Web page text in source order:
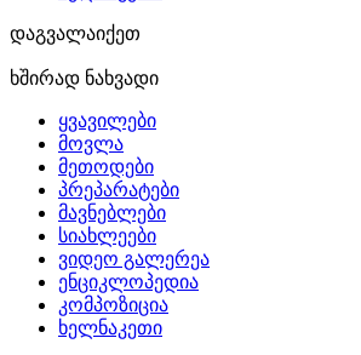
დაგვალაიქეთ
ხშირად ნახვადი
ყვავილები
მოვლა
მეთოდები
პრეპარატები
მავნებლები
სიახლეები
ვიდეო გალერეა
ენციკლოპედია
კომპოზიცია
ხელნაკეთი